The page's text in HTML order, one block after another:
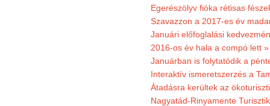
Egerészölyv fióka rétisas
Szavazzon a 2017-es év
Januári előfoglalási
2016-os év hala a compó lett »
Januárban is folytatódik a
Interaktív ismeretszerzés a
Átadásra kerültek az
Nagyatád-Rinyamente